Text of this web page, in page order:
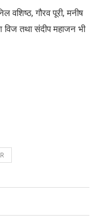
वशिष्ठ, गौरव पूरी, मनीष
विज तथा संदीप महाजन भी